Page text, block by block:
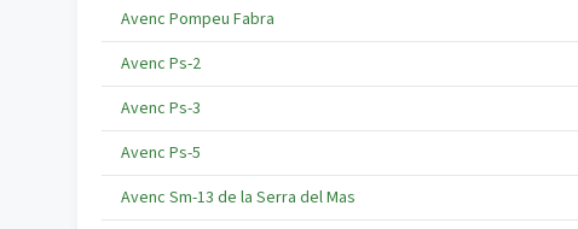
Avenc Pompeu Fabra
Avenc Ps-2
Avenc Ps-3
Avenc Ps-5
Avenc Sm-13 de la Serra del Mas